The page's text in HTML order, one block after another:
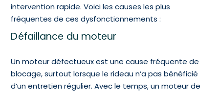
intervention rapide. Voici les causes les plus
fréquentes de ces dysfonctionnements :
Défaillance du moteur
Un moteur défectueux est une cause fréquente de
blocage, surtout lorsque le rideau n’a pas bénéficié
d’un entretien régulier. Avec le temps, un moteur de